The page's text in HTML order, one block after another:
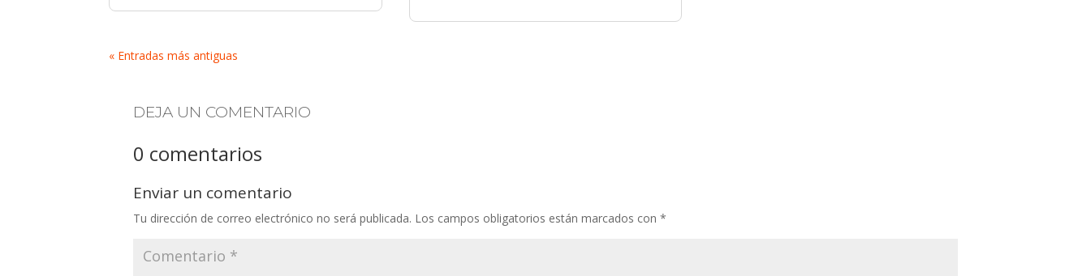
« Entradas más antiguas
DEJA UN COMENTARIO
0 comentarios
Enviar un comentario
Tu dirección de correo electrónico no será publicada. Los campos obligatorios están marcados con*